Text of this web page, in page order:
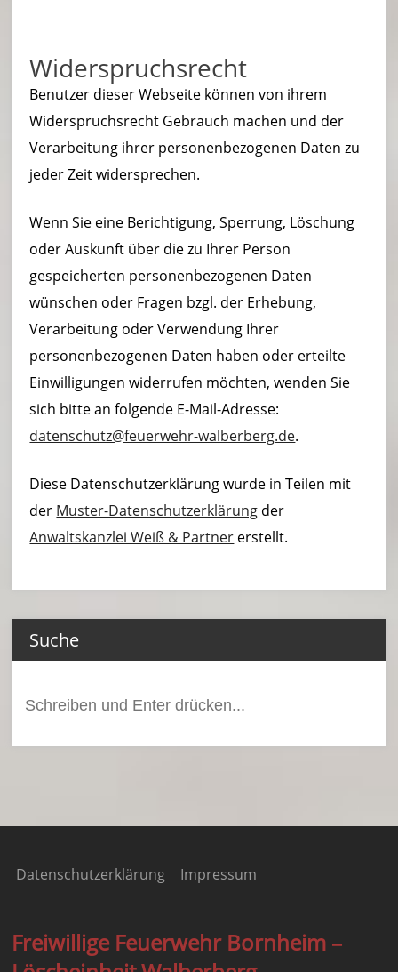
Widerspruchsrecht
Benutzer dieser Webseite können von ihrem
Widerspruchsrecht Gebrauch machen und der
Verarbeitung ihrer personenbezogenen Daten zu
jeder Zeit widersprechen.
Wenn Sie eine Berichtigung, Sperrung, Löschung
oder Auskunft über die zu Ihrer Person
gespeicherten personenbezogenen Daten
wünschen oder Fragen bzgl. der Erhebung,
Verarbeitung oder Verwendung Ihrer
personenbezogenen Daten haben oder erteilte
Einwilligungen widerrufen möchten, wenden Sie
sich bitte an folgende E-Mail-Adresse:
datenschutz@feuerwehr-walberberg.de.
Diese Datenschutzerklärung wurde in Teilen mit
der Muster-Datenschutzerklärung der
Anwaltskanzlei Weiß & Partner erstellt.
Suche
nach:
Datenschutzerklärung Impressum
Freiwillige Feuerwehr Bornheim –